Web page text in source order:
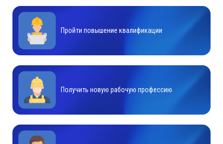
Пройти повышение квалификации
Получить новую рабочую профессию